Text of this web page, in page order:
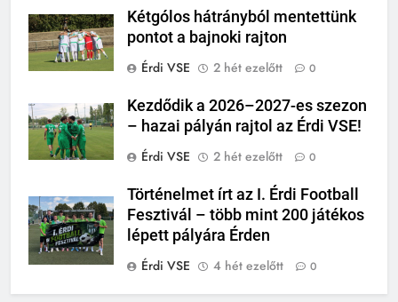
Kétgólos hátrányból mentettünk
pontot a bajnoki rajton
Érdi VSE
2 hét ezelőtt 0
Kezdődik a 2026–2027-es szezon
– hazai pályán rajtol az Érdi VSE!
Érdi VSE
2 hét ezelőtt 0
Történelmet írt az I. Érdi Football
Fesztivál – több mint 200 játékos
lépett pályára Érden
Érdi VSE
4 hét ezelőtt 0